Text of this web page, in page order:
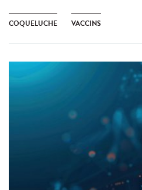
COQUELUCHE VACCINS